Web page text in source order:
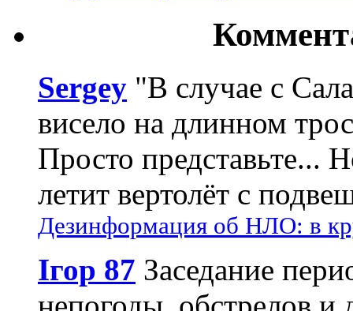
Sergey "В случае с
висело на длинном
Просто представьте...
летит вертолёт с
Дезинформация об НЛО: в
Ігор 87 Заседание